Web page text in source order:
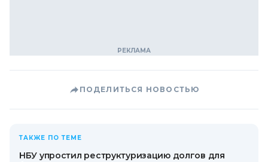
ПОДЕЛИТЬСЯ НОВОСТЬЮ
ТАКЖЕ ПО ТЕМЕ
НБУ упростил реструктуризацию долгов для